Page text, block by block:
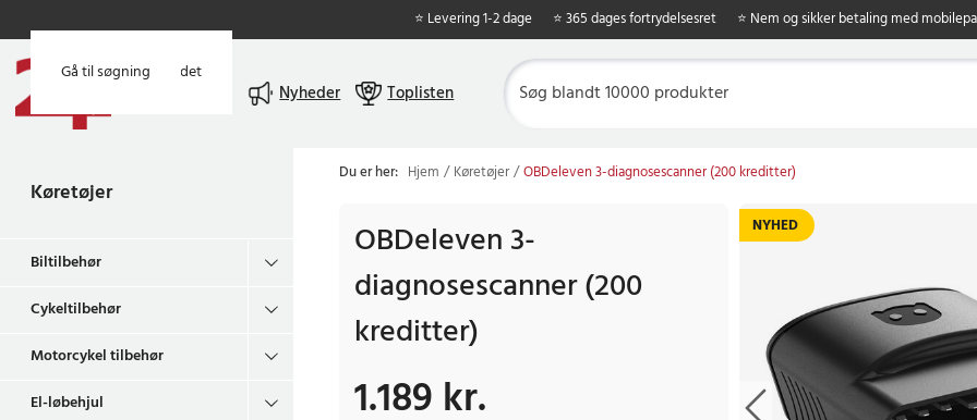
Gå til hovedindholdet
Gå til søgning
⭐ Levering 1-2 dage ⭐ 365 dages fortrydelsesret ⭐ Nem og sikker betaling med
Nyheder Toplisten
Køretøjer
Biltilbehør
Cykeltilbehør
Motorcykel tilbehør
El-løbehjul
Du er her: Hjem Køretøjer OBDeleven 3-diagnosescanner (200 kreditter)
NYHED
OBDeleven 3-
diagnosescanner (200
kreditter)
Pris:1.189 kr.
1.189 kr.